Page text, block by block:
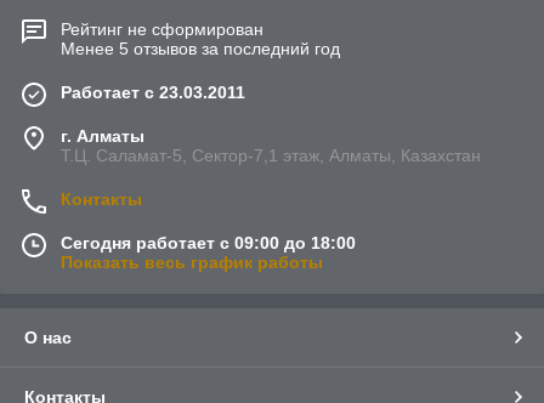
Рейтинг не сформирован
Менее 5 отзывов за последний год
Работает с 23.03.2011
г. Алматы
Т.Ц. Саламат-5, Cектор-7,1 этаж, Алматы, Казахстан
Контакты
Сегодня работает с 09:00 до 18:00
Показать весь график работы
О нас
Контакты